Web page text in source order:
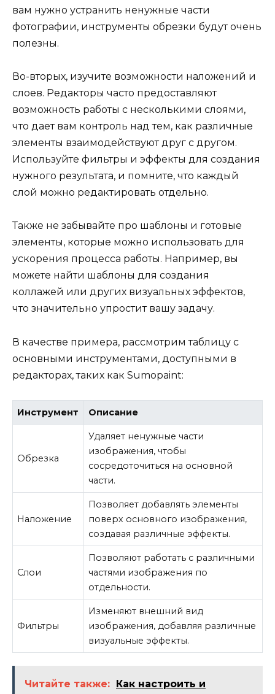
вам нужно устранить ненужные части
фотографии, инструменты обрезки будут очень
полезны.
Во-вторых, изучите возможности наложений и
слоев. Редакторы часто предоставляют
возможность работы с несколькими слоями,
что дает вам контроль над тем, как различные
элементы взаимодействуют друг с другом.
Используйте фильтры и эффекты для создания
нужного результата, и помните, что каждый
слой можно редактировать отдельно.
Также не забывайте про шаблоны и готовые
элементы, которые можно использовать для
ускорения процесса работы. Например, вы
можете найти шаблоны для создания
коллажей или других визуальных эффектов,
что значительно упростит вашу задачу.
В качестве примера, рассмотрим таблицу с
основными инструментами, доступными в
редакторах, таких как Sumopaint:
Инструмент Описание
Обрезка
Удаляет ненужные части
изображения, чтобы
сосредоточиться на основной
части.
Наложение
Позволяет добавлять элементы
поверх основного изображения,
создавая различные эффекты.
Слои
Позволяют работать с различными
частями изображения по
отдельности.
Фильтры
Изменяют внешний вид
изображения, добавляя различные
визуальные эффекты.
Читайте также:
Как настроить и